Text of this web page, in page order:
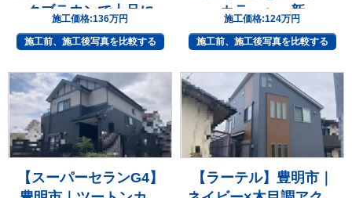
クブラウンで上品に
施工価格:136万円
施工前、施工後写真を比較する
カラーへ一新
施工価格:124万円
施工前、施工後写真を比較する
【スーパーセランG4】
【ラーテル】豊明市｜